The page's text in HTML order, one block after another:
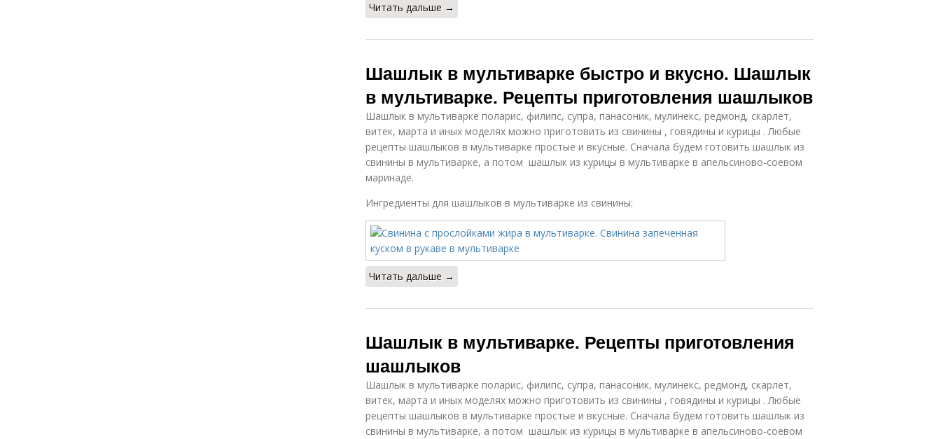
Читать дальше →
Шашлык в мультиварке быстро и вкусно. Шашлык
в мультиварке. Рецепты приготовления шашлыков
Шашлык в мультиварке поларис, филипс, супра, панасоник, мулинекс, редмонд, скарлет,
витек, марта и иных моделях можно приготовить из свинины , говядины и курицы . Любые
рецепты шашлыков в мультиварке простые и вкусные. Сначала будем готовить шашлык из
свинины в мультиварке, а потом шашлык из курицы в мультиварке в апельсиново-соевом
маринаде.
Ингредиенты для шашлыков в мультиварке из свинины:
Читать дальше →
Шашлык в мультиварке. Рецепты приготовления
шашлыков
Шашлык в мультиварке поларис, филипс, супра, панасоник, мулинекс, редмонд, скарлет,
витек, марта и иных моделях можно приготовить из свинины , говядины и курицы . Любые
рецепты шашлыков в мультиварке простые и вкусные. Сначала будем готовить шашлык из
свинины в мультиварке, а потом шашлык из курицы в мультиварке в апельсиново-соевом